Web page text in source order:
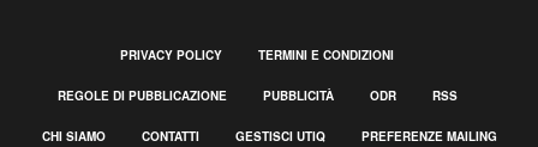
PRIVACY POLICY TERMINI E CONDIZIONI
REGOLE DI PUBBLICAZIONE PUBBLICITÀ ODR RSS
CHI SIAMO CONTATTI GESTISCI UTIQ PREFERENZE MAILING